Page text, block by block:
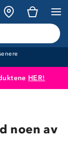
HER!
noen av